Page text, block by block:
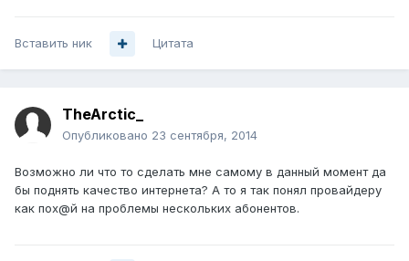
Вставить ник Цитата
TheArctic_
Опубликовано 23 сентября, 2014
Возможно ли что то сделать мне самому в данный момент да
бы поднять качество интернета? А то я так понял провайдеру
как пох@й на проблемы нескольких абонентов.